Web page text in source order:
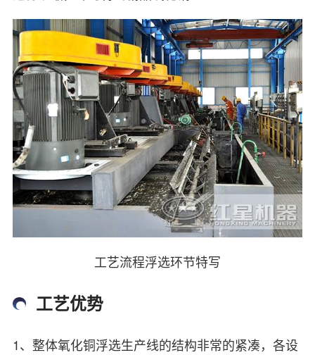
工艺流程浮选环节特写
工艺优势
1、整体氧化铜浮选生产线的结构非常的紧凑，各设